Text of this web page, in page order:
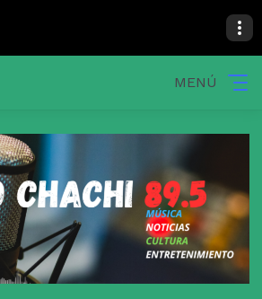
MENÚ